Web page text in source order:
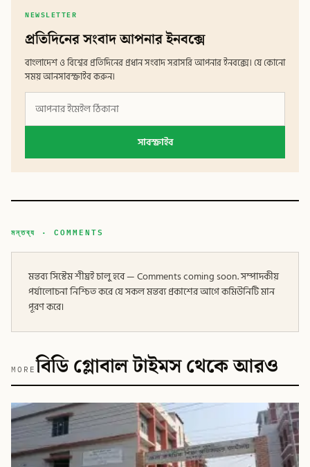
NEWSLETTER
প্রতিদিনের সংবাদ আপনার ইনবক্সে
বাংলাদেশ ও বিশ্বের প্রতিদিনের প্রধান সংবাদ সরাসরি আপনার ইনবক্সে। যে কোনো
সময় আনসাবস্ক্রাইব করুন।
সাবস্ক্রাইব
মন্তব্য · COMMENTS
মন্তব্য সিস্টেম শীঘ্রই চালু হবে — Comments coming soon. সম্পাদকীয়
পর্যালোচনা নিশ্চিত করে যে সকল মন্তব্য প্রকাশের আগে কমিউনিটি মান
পূরণ করে।
MOREবিডি গ্লোবাল টাইমস থেকে আরও